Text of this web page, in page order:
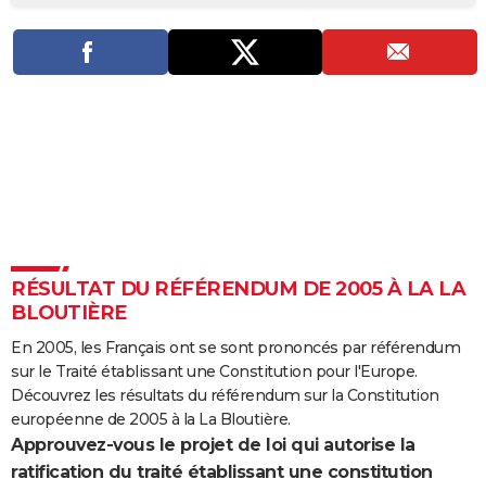
PHOTO
GUIDES D'ACHAT
COPAINS D'AVANT
FORUM
Bricolage
Lifestyle
Culture
Sport
Auto
Television
Voyage
Cinema
RÉSULTAT DU RÉFÉRENDUM DE 2005 À LA LA
BLOUTIÈRE
En 2005, les Français ont se sont prononcés par référendum
sur le Traité établissant une Constitution pour l'Europe.
Découvrez les résultats du référendum sur la Constitution
européenne de 2005 à la La Bloutière.
Approuvez-vous le projet de loi qui autorise la
ratification du traité établissant une constitution